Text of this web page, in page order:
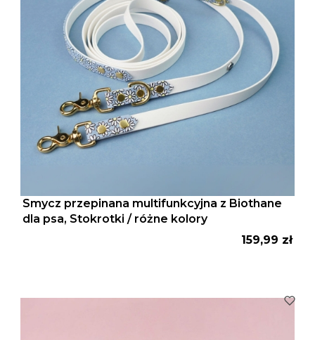
Smycz przepinana multifunkcyjna z Biothane
dla psa, Stokrotki / różne kolory
Cena
159,99 zł